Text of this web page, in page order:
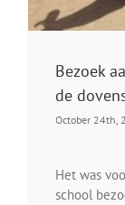
Bezoek
de
October 24th,
Het was
school